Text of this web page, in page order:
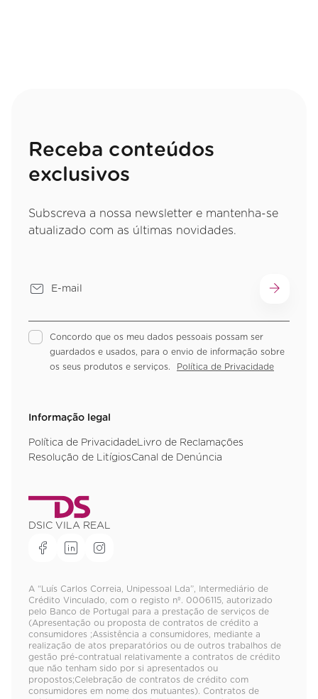
Receba conteúdos
exclusivos
Subscreva a nossa newsletter e mantenha-se
atualizado com as últimas novidades.
Concordo que os meu dados pessoais possam ser
guardados e usados, para o envio de informação sobre
os seus produtos e serviços.
Política de Privacidade
Informação legal
Política de PrivacidadeLivro de Reclamações
Resolução de LitígiosCanal de Denúncia
DSIC VILA REAL
A “Luís Carlos Correia, Unipessoal Lda”, Intermediário de
Crédito Vinculado, com o registo nº. 0006115, autorizado
pelo Banco de Portugal para a prestação de serviços de
(Apresentação ou proposta de contratos de crédito a
consumidores ;Assistência a consumidores, mediante a
realização de atos preparatórios ou de outros trabalhos de
gestão pré-contratual relativamente a contratos de crédito
que não tenham sido por si apresentados ou
propostos;Celebração de contratos de crédito com
consumidores em nome dos mutuantes). Contratos de